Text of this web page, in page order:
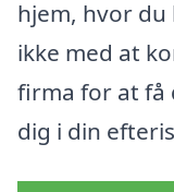
hjem, hvor
ikke med at
firma for at få
dig i din